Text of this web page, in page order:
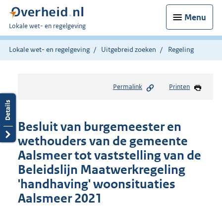
Menu
U
bent
hier:
Lokale wet- en regelgeving
Lokale wet- en regelgeving Uitgebreid zoeken Regeling
Permalink Printen
Besluit van burgemeester en
wethouders van de gemeente
Aalsmeer tot vaststelling van de
Beleidslijn Maatwerkregeling
'handhaving' woonsituaties
Aalsmeer 2021